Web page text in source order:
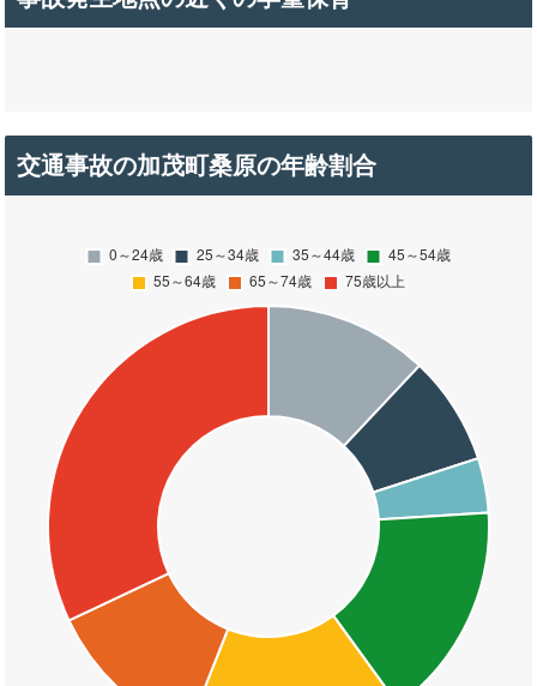
交通事故の加茂町桑原の年齢割合